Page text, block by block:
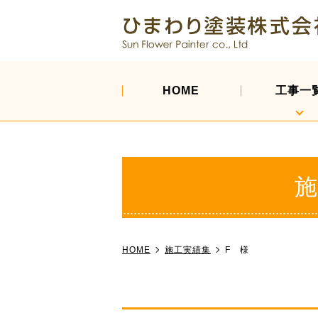
HOME 工事一
HOME 施工実績集 F 様